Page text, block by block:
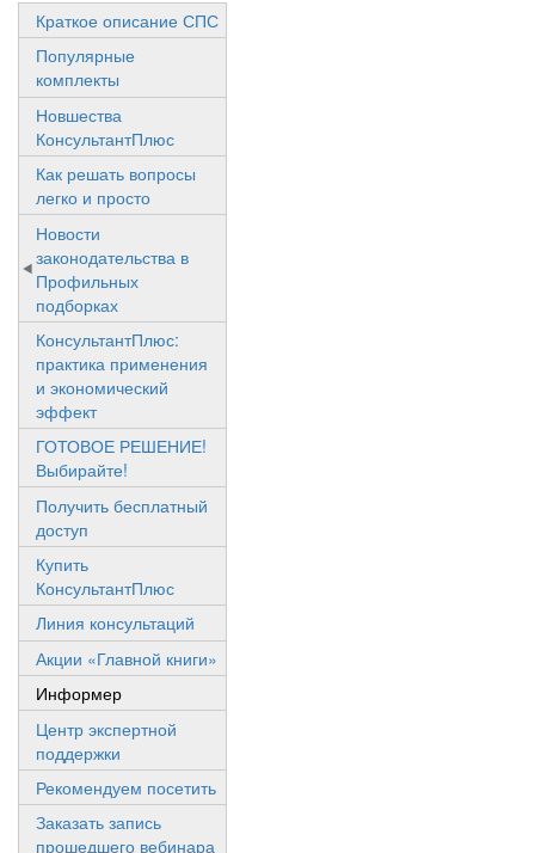
Краткое описание СПС
Популярные
комплекты
Новшества
КонсультантПлюс
Как решать вопросы
легко и просто
Новости
законодательства в
Профильных
подборках
КонсультантПлюс:
практика применения
и экономический
эффект
ГОТОВОЕ РЕШЕНИЕ!
Выбирайте!
Получить бесплатный
доступ
Купить
КонсультантПлюс
Линия консультаций
Акции «Главной книги»
Информер
Центр экспертной
поддержки
Рекомендуем посетить
Заказать запись
прошедшего вебинара